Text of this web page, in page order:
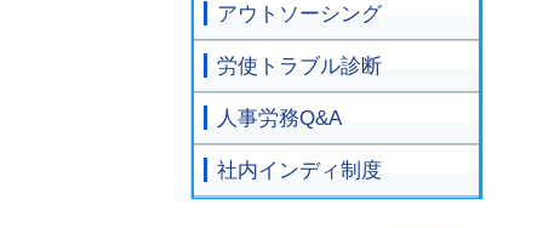
アウトソーシング
労使トラブル診断
人事労務Q&A
社内インディ制度